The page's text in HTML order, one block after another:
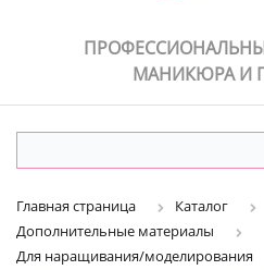
МАНИКЮРА И
Главная страница
Каталог
Дополнительные материалы
Для наращивания/моделирования